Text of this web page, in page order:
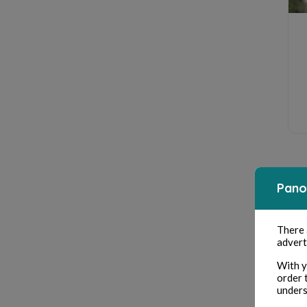
With
order